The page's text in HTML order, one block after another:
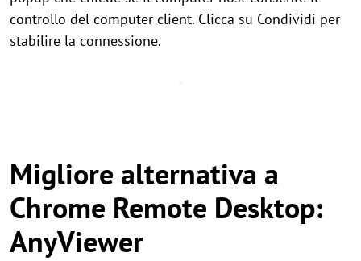
controllo del computer client. Clicca su Condividi per
stabilire la connessione.
Migliore alternativa a
Chrome Remote Desktop:
AnyViewer